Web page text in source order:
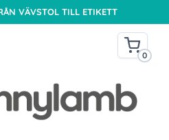
VÄVSTOL TILL ETIKETT
0